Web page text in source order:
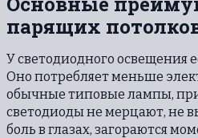
парящих
У светодиодного освещения
Оно потребляет меньше
обычные типовые лампы,
светодиоды не мерцают, не
боль в глазах, загораются